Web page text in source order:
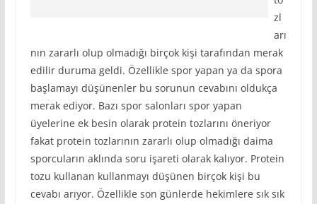
zl
arı
nın zararlı olup olmadığı birçok kişi tarafından merak
edilir duruma geldi. Özellikle spor yapan ya da spora
başlamayı düşünenler bu sorunun cevabını oldukça
merak ediyor. Bazı spor salonları spor yapan
üyelerine ek besin olarak protein tozlarını öneriyor
fakat protein tozlarının zararlı olup olmadığı daima
sporcuların aklında soru işareti olarak kalıyor. Protein
tozu kullanan kullanmayı düşünen birçok kişi bu
cevabı arıyor. Özellikle son günlerde hekimlere sık sık